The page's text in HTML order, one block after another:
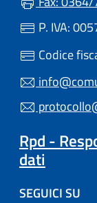
P. IVA:
Codice
Rpd -
dati
SEGUICI SU